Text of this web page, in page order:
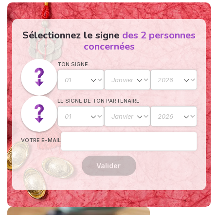
Sélectionnez le signe des 2 personnes
concernées
TON SIGNE
LE SIGNE DE TON PARTENAIRE
VOTRE E-MAIL
Valider